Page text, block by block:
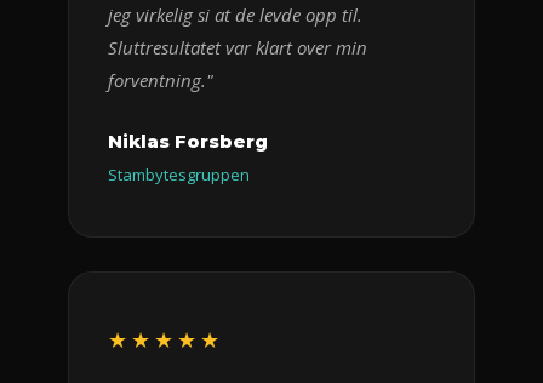
jeg virkelig si at de levde opp til.
Sluttresultatet var klart over min
forventning."
Niklas Forsberg
Stambytesgruppen
★★★★★